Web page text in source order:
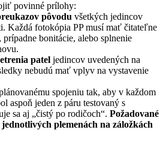
povinné prílohy:
pôvodu všetkých jedincov
Každá fotokópia PP musí mať čitateľne
bonitácie, alebo splnenie
patel jedincov uvedených na
nebudú mať vplyv na vystavenie
spojeniu tak, aby v každom
aspoň jeden z páru testovaný s
sa aj „čistý po rodičoch“. Požadované
plemenách na záložkách